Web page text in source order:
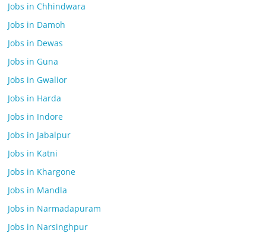
Jobs in Chhindwara
Jobs in Damoh
Jobs in Dewas
Jobs in Guna
Jobs in Gwalior
Jobs in Harda
Jobs in Indore
Jobs in Jabalpur
Jobs in Katni
Jobs in Khargone
Jobs in Mandla
Jobs in Narmadapuram
Jobs in Narsinghpur